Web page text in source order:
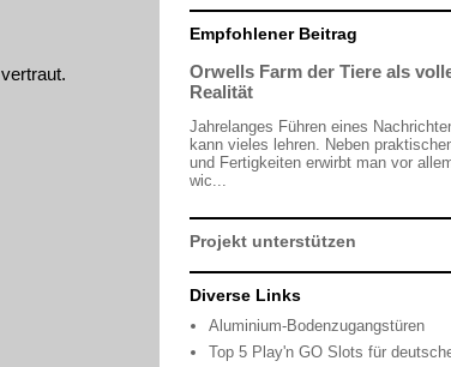
vertraut.
Empfohlener Beitrag
Orwells Farm der Tiere als
Realität
Jahrelanges Führen eines
kann vieles lehren. Neben
und Fertigkeiten erwirbt man vor
wic...
Projekt unterstützen
Diverse Links
Aluminium-Bodenzugangstüren
Top 5 Play'n GO Slots für